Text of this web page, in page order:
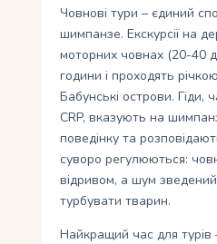
Човнові тури – єдиний
шимпанзе. Екскурсії на
моторних човнах (20-40
години і проходять
Бабунські острови. Гіди,
CRP, вказують на
поведінку та
суворо регулюються:
відривом, а шум зведений
турбувати тварин.
Найкращий час для